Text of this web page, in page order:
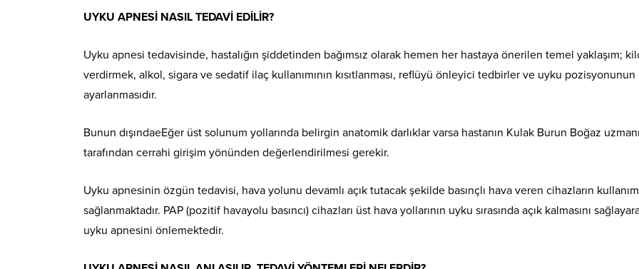
UYKU APNESİ NASIL TEDAVİ EDİLİR?
Uyku apnesi tedavisinde, hastalığın şiddetinden bağımsız olarak hemen her hastaya önerilen temel yaklaşım;
verdirmek, alkol, sigara ve sedatif ilaç kullanımının kısıtlanması, reflüyü önleyici tedbirler ve uyku pozisyonunun
ayarlanmasıdır.
Bunun dışındaeEğer üst solunum yollarında belirgin anatomik darlıklar varsa hastanın Kulak Burun Boğaz uzmanı
tarafından cerrahi girişim yönünden değerlendirilmesi gerekir.
Uyku apnesinin özgün tedavisi, hava yolunu devamlı açık tutacak şekilde basınçlı hava veren cihazların
sağlanmaktadır. PAP (pozitif havayolu basıncı) cihazları üst hava yollarının uyku sırasında açık kalmasını
uyku apnesini önlemektedir.